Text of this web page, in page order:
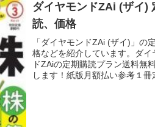
ダイヤモンドZAi (ザイ)
読、価格
「ダイヤモンドZAi (ザイ)」の
格などを紹介しています。ダ
ドZAiの定期購読プラン送料無
します！紙版月額払い参考１